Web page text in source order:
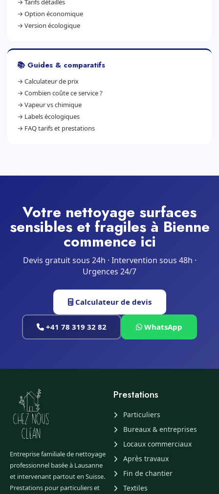
→ Tarifs détaillés
→ Option économique
→ Version écologique
📚 Guides & comparatifs
→ Calculateur de prix
→ Combien coûte ce service ?
→ Vapeur vs chimique
→ Labels écologiques
→ FAQ tarifs et prestations
Votre nettoyage surfaces
sensibles et fragiles à Bienne
commence ici
Devis gratuit sous 24h · Intervention sous 48h ·
Urgences 24/7
Calculateur de devis
+41 78 319 32 82 WhatsApp
Entreprise familiale de nettoyage
professionnel basée à Lausanne
et intervenant partout en Suisse.
Prestations pour particuliers et
Prestations
Particuliers
Bureaux & entreprises
Locaux commerciaux
Après travaux
Fin de chantier
Textiles